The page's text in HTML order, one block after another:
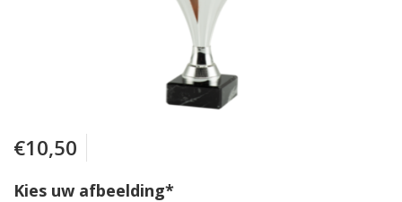
€10,50
Kies uw afbeelding*